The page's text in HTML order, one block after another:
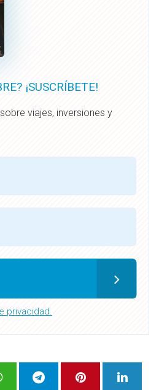
¡SUSCRÍBETE!
viajes, inversiones y
privacidad.